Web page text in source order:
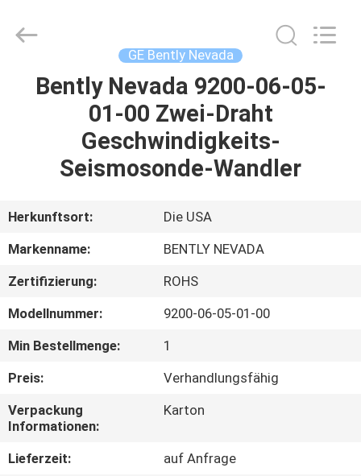
PRODUKTE
ÜBER
UNS
WERKSBESICHTIGUNG
QUALITÄTSKONTROLLE
KONTAKT
MIT
UNS
GE Bently Nevada
Bently Nevada 9200-06-05-
01-00 Zwei-Draht
Geschwindigkeits-
Seismosonde-Wandler
Herkunftsort:
Die USA
Markenname:
BENTLY NEVADA
Zertifizierung:
ROHS
Modellnummer:
9200-06-05-01-00
Min Bestellmenge:
1
Preis:
Verhandlungsfähig
Verpackung
Informationen:
Karton
Lieferzeit:
auf Anfrage